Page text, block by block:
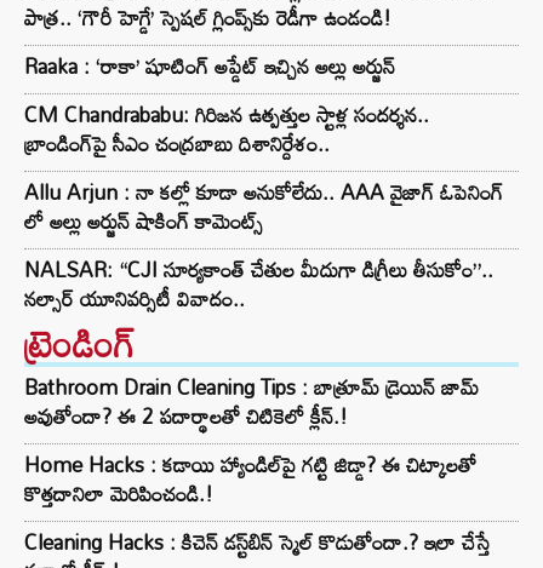
పాత్ర.. ‘గౌరీ హెగ్డే’ స్పెషల్ గ్లింప్స్‌కు రెడీగా ఉండండి!
Raaka : ‘రాకా’ షూటింగ్ అప్డేట్ ఇచ్చిన అల్లు అర్జున్
CM Chandrababu: గిరిజన ఉత్పత్తుల స్టాళ్ల సందర్శన..
బ్రాండింగ్‌పై సీఎం చంద్రబాబు దిశానిర్దేశం..
Allu Arjun : నా కల్లో కూడా అనుకోలేదు.. AAA వైజాగ్ ఓపెనింగ్
లో అల్లు అర్జున్ షాకింగ్ కామెంట్స్
NALSAR: “CJI సూర్యకాంత్‌ చేతుల మీదుగా డిగ్రీలు తీసుకోం”..
నల్సార్ యూనివర్సిటీ వివాదం..
ట్రెండింగ్‌
Bathroom Drain Cleaning Tips : బాత్రూమ్ డ్రెయిన్ జామ్
అవుతోందా? ఈ 2 పదార్థాలతో చిటికెలో క్లీన్.!
Home Hacks : కడాయి హ్యాండిల్‌పై గట్టి జిడ్డా? ఈ చిట్కాలతో
కొత్తదానిలా మెరిపించండి.!
Cleaning Hacks : కిచెన్ డస్ట్‌బిన్ స్మెల్ కొడుతోందా.? ఇలా చేస్తే